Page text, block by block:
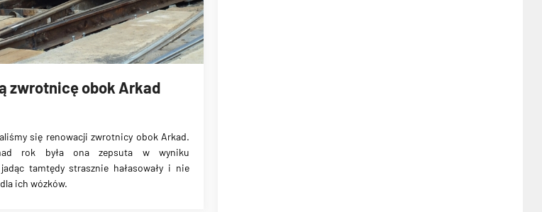
zwrotnicę obok Arkad
się renowacji zwrotnicy obok Arkad.
rok była ona zepsuta w wyniku
tamtędy strasznie hałasowały i nie
ich wózków.